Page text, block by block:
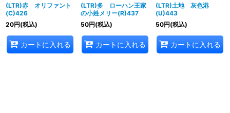
(LTR)赤 オリファント
(C)426
20円(税込)
カートに入れる
(LTR)多 ローハン王家
の小姓メリー(R)437
50円(税込)
カートに入れる
(LTR)土地 灰色港
(U)443
50円(税込)
カートに入れる